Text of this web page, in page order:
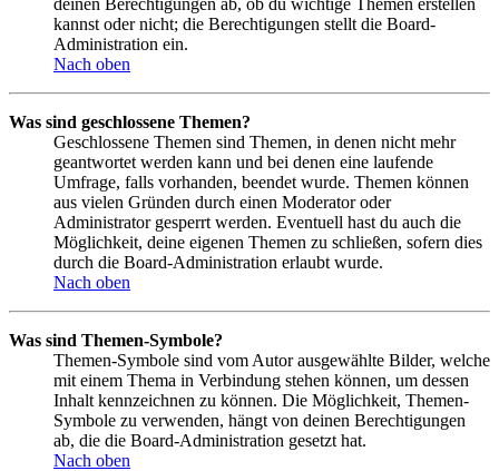
kannst oder nicht; die Berechtigungen stellt die Board-
Administration ein.
Nach oben
Was sind geschlossene Themen?
Geschlossene Themen sind Themen, in denen nicht mehr
geantwortet werden kann und bei denen eine laufende
Umfrage, falls vorhanden, beendet wurde. Themen können
aus vielen Gründen durch einen Moderator oder
Administrator gesperrt werden. Eventuell hast du auch die
Möglichkeit, deine eigenen Themen zu schließen, sofern dies
durch die Board-Administration erlaubt wurde.
Nach oben
Was sind Themen-Symbole?
Themen-Symbole sind vom Autor ausgewählte Bilder, welche
mit einem Thema in Verbindung stehen können, um dessen
Inhalt kennzeichnen zu können. Die Möglichkeit, Themen-
Symbole zu verwenden, hängt von deinen Berechtigungen
ab, die die Board-Administration gesetzt hat.
Nach oben